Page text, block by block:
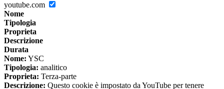
youtube.com
Nome
Tipologia
Proprieta
Descrizione
Durata
Nome: YSC
Tipologia: analitico
Proprieta: Terza-parte
Descrizione: Questo cookie è impostato da YouTube per tenere